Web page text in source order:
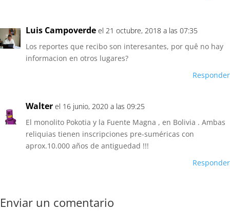
Luis Campoverde el 21 octubre, 2018 a las 07:35
Los reportes que recibo son interesantes, por quê no hay
informacion en otros lugares?
Responder
Walter el 16 junio, 2020 a las 09:25
El monolito Pokotia y la Fuente Magna , en Bolivia . Ambas
reliquias tienen inscripciones pre-suméricas con
aprox.10.000 años de antiguedad !!!
Responder
Enviar un comentario